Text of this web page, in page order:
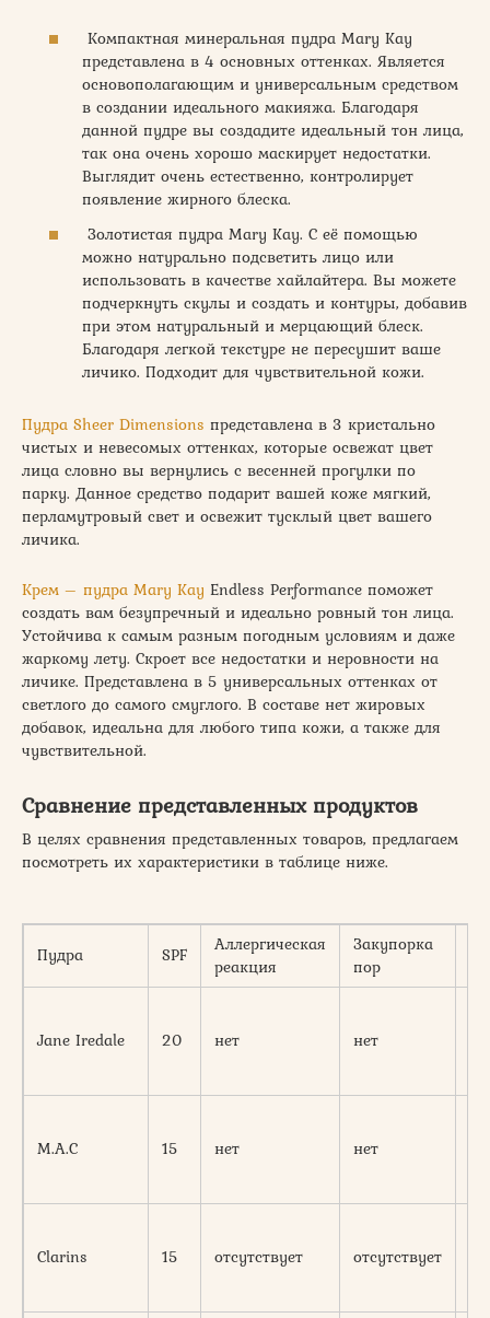
Компактная минеральная пудра Mary Kay
представлена в 4 основных оттенках. Является
основополагающим и универсальным средством
в создании идеального макияжа. Благодаря
данной пудре вы создадите идеальный тон лица,
так она очень хорошо маскирует недостатки.
Выглядит очень естественно, контролирует
появление жирного блеска.
Золотистая пудра Mary Kay. С её помощью
можно натурально подсветить лицо или
использовать в качестве хайлайтера. Вы можете
подчеркнуть скулы и создать и контуры, добавив
при этом натуральный и мерцающий блеск.
Благодаря легкой текстуре не пересушит ваше
личико. Подходит для чувствительной кожи.
Пудра Sheer Dimensions представлена в 3 кристально
чистых и невесомых оттенках, которые освежат цвет
лица словно вы вернулись с весенней прогулки по
парку. Данное средство подарит вашей коже мягкий,
перламутровый свет и освежит тусклый цвет вашего
личика.
Крем – пудра Mary Kay Endless Performance поможет
создать вам безупречный и идеально ровный тон лица.
Устойчива к самым разным погодным условиям и даже
жаркому лету. Скроет все недостатки и неровности на
личике. Представлена в 5 универсальных оттенках от
светлого до самого смуглого. В составе нет жировых
добавок, идеальна для любого типа кожи, а также для
чувствительной.
Сравнение представленных продуктов
В целях сравнения представленных товаров, предлагаем
посмотреть их характеристики в таблице ниже.
Пудра SPF
Аллергическая
реакция
Закупорка
пор
Jane Iredale 20 нет нет
M.A.C 15 нет нет
Clarins 15 отсутствует отсутствует